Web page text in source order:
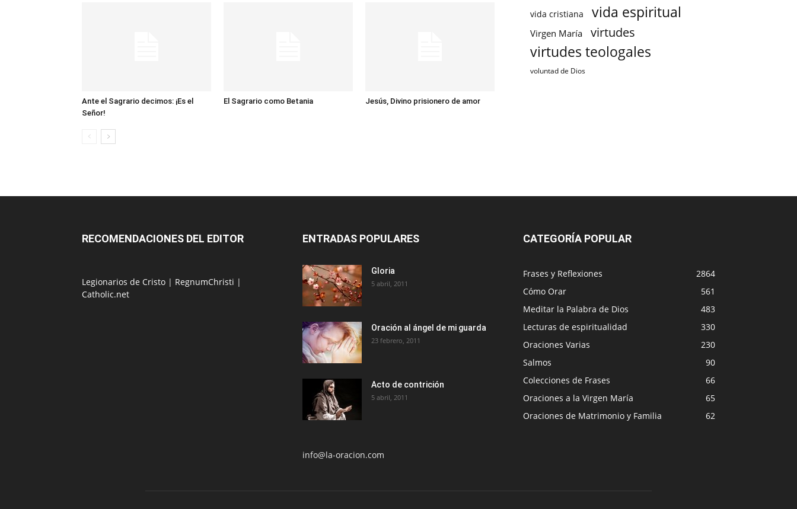
Ante el Sagrario decimos: ¡Es el
Señor!
El Sagrario como Betania Jesús, Divino prisionero de amor
vida cristiana vida espiritual
Virgen María virtudes
virtudes teologales
voluntad de Dios
RECOMENDACIONES DEL EDITOR
Legionarios de Cristo | RegnumChristi |
Catholic.net
ENTRADAS POPULARES
Gloria
5 abril, 2011
Oración al ángel de mi guarda
23 febrero, 2011
Acto de contrición
5 abril, 2011
info@la-oracion.com
CATEGORÍA POPULAR
Frases y Reflexiones
2864
Cómo Orar
561
Meditar la Palabra de Dios
483
Lecturas de espiritualidad
330
Oraciones Varias
230
Salmos
90
Colecciones de Frases
66
Oraciones a la Virgen María
65
Oraciones de Matrimonio y Familia
62